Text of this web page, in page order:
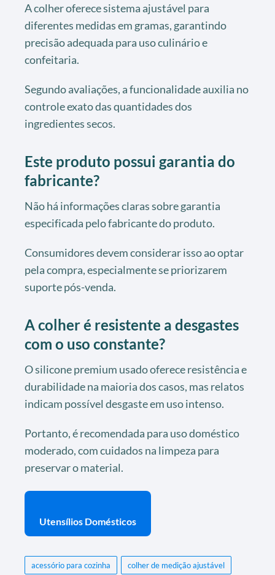
A colher oferece sistema ajustável para
diferentes medidas em gramas, garantindo
precisão adequada para uso culinário e
confeitaria.
Segundo avaliações, a funcionalidade auxilia no
controle exato das quantidades dos
ingredientes secos.
Este produto possui garantia do
fabricante?
Não há informações claras sobre garantia
especificada pelo fabricante do produto.
Consumidores devem considerar isso ao optar
pela compra, especialmente se priorizarem
suporte pós-venda.
A colher é resistente a desgastes
com o uso constante?
O silicone premium usado oferece resistência e
durabilidade na maioria dos casos, mas relatos
indicam possível desgaste em uso intenso.
Portanto, é recomendada para uso doméstico
moderado, com cuidados na limpeza para
preservar o material.
Utensílios Domésticos
acessório para cozinha colher de medição ajustável